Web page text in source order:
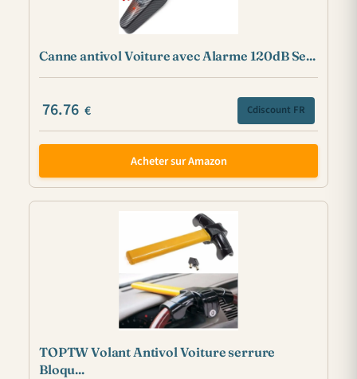
Canne antivol Voiture avec Alarme 120dB Se...
76.76 € Cdiscount FR
Acheter sur Amazon
TOPTW Volant Antivol Voiture serrure
Bloqu...